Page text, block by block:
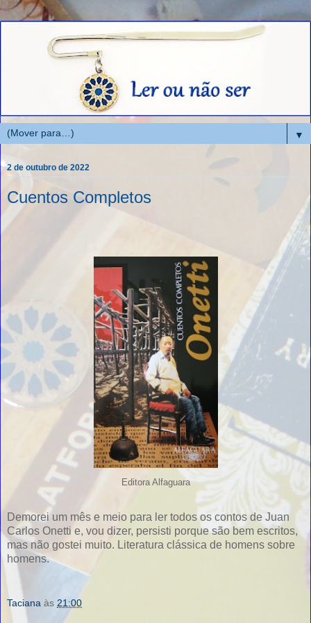
▼
2 de outubro de 2022
Cuentos Completos
Editora Alfaguara
Demorei um mês e meio para ler todos os contos de Juan
Carlos Onetti e, vou dizer, persisti porque são bem escritos,
mas não gostei muito. Literatura clássica de homens sobre
homens.
Taciana às 21:00